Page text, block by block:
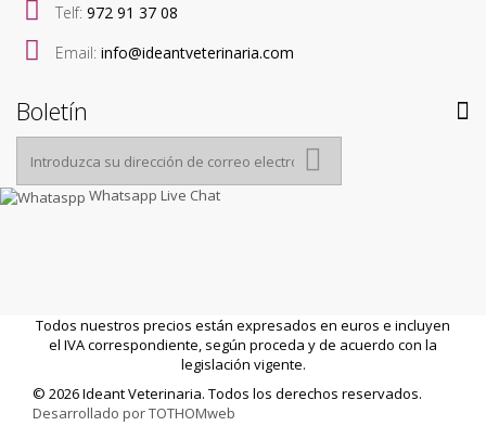
Telf: 972 91 37 08
Email: info@ideantveterinaria.com
Boletín
Whatsapp Live Chat
Todos nuestros precios están expresados en euros e incluyen
el IVA correspondiente, según proceda y de acuerdo con la
legislación vigente.
© 2026 Ideant Veterinaria. Todos los derechos reservados.
Desarrollado por TOTHOMweb